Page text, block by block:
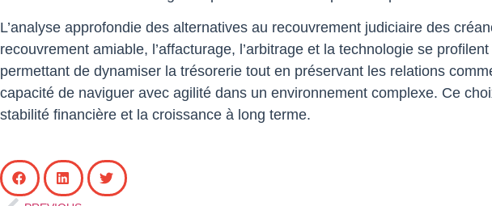
L’analyse approfondie des alternatives au recouvrement judiciaire des
recouvrement amiable, l’affacturage, l’arbitrage et la technologie se
permettant de dynamiser la trésorerie tout en préservant les relations
capacité de naviguer avec agilité dans un environnement complexe. Ce
stabilité financière et la croissance à long terme.